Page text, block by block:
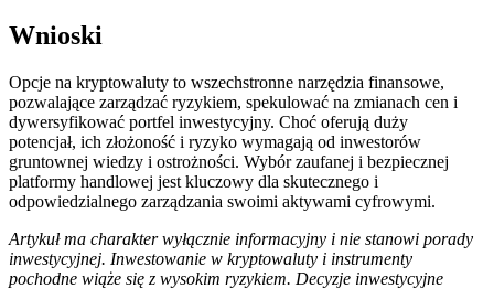
Wnioski
Opcje na kryptowaluty to wszechstronne narzędzia finansowe,
pozwalające zarządzać ryzykiem, spekulować na zmianach cen i
dywersyfikować portfel inwestycyjny. Choć oferują duży
potencjał, ich złożoność i ryzyko wymagają od inwestorów
gruntownej wiedzy i ostrożności. Wybór zaufanej i bezpiecznej
platformy handlowej jest kluczowy dla skutecznego i
odpowiedzialnego zarządzania swoimi aktywami cyfrowymi.
Artykuł ma charakter wyłącznie informacyjny i nie stanowi porady
inwestycyjnej. Inwestowanie w kryptowaluty i instrumenty
pochodne wiąże się z wysokim ryzykiem. Decyzje inwestycyjne